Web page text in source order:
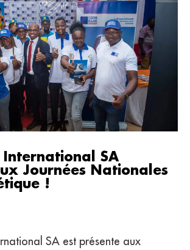
International SA
Journées Nationales
!
SA est présente aux